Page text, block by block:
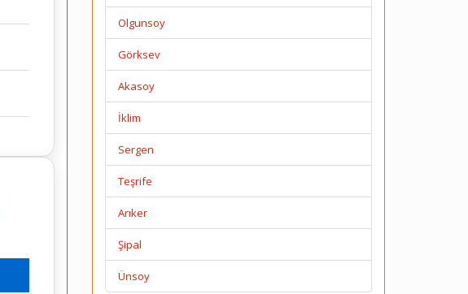
Olgunsoy
Görksev
Akasoy
İklim
Sergen
Teşrife
Arıker
Şipal
Ünsoy